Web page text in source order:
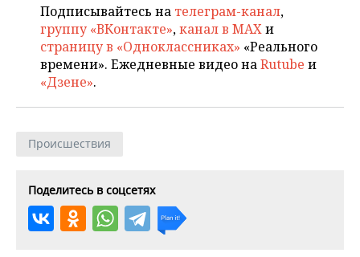
ВОЛЕЙБОЛ
КИБЕРСПОРТ
ФИГУРНОЕ КАТАНИЕ
ВОДНЫЕ ВИДЫ СПОРТА
ИСТОРИЯ
КУЛЬТУРА
МЕДИЦИНА
ОБРАЗОВАНИЕ
СПИСОК ПЕРСОН
СПИСОК КОМПАНИЙ
ПОЛНАЯ ВЕРСИЯ
Подписывайтесь на телеграм-канал,
группу «ВКонтакте»,канал в MAXи
страницу в «Одноклассниках» «Реального
времени». Ежедневные видео наRutube и
«Дзене».
Происшествия
Поделитесь в соцсетях